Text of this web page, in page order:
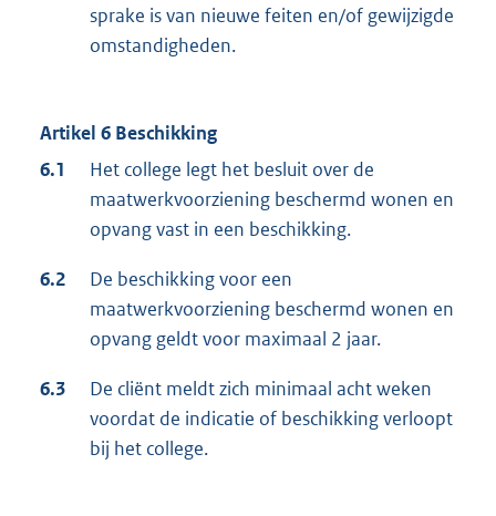
sprake is van nieuwe feiten en/of gewijzigde
omstandigheden.
Artikel 6 Beschikking
6.1
Het college legt het besluit over de
maatwerkvoorziening beschermd wonen en
opvang vast in een beschikking.
6.2
De beschikking voor een
maatwerkvoorziening beschermd wonen en
opvang geldt voor maximaal 2 jaar.
6.3
De cliënt meldt zich minimaal acht weken
voordat de indicatie of beschikking verloopt
bij het college.